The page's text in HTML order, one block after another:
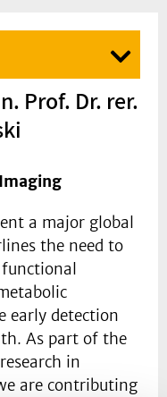
Prof. Dr. rer.
a major global
the need to
early detection
As part of the
in
are contributing